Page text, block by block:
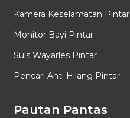
Kamera Keselamatan Pintar
Monitor Bayi Pintar
Suis Wayarles Pintar
Pencari Anti Hilang Pintar
Pautan Pantas